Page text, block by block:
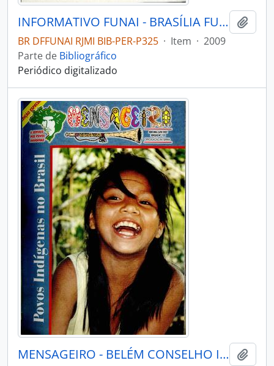
INFORMATIVO FUNAI - BRASÍLIA FUNAI - 2009 - Nº05
BR DFFUNAI RJMI BIB-PER-P325 · Item · 2009
Parte de Bibliográfico
Periódico digitalizado
MENSAGEIRO - BELÉM CONSELHO INDIGENISTA MISSIONÁRIO - 2002 - Nº133